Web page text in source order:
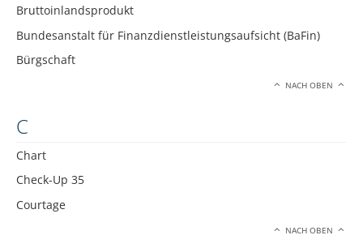
Bruttoinlandsprodukt
Bundesanstalt für Finanzdienstleistungsaufsicht (BaFin)
Bürgschaft
NACH OBEN
C
Chart
Check-Up 35
Courtage
NACH OBEN